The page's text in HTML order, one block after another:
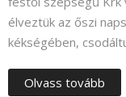
élveztük az őszi
kékségében,
Olvass tovább